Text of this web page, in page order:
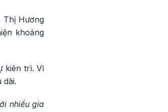
Thị Hương
khoảng
kiên trì. Vì
dài.
nhiều gia